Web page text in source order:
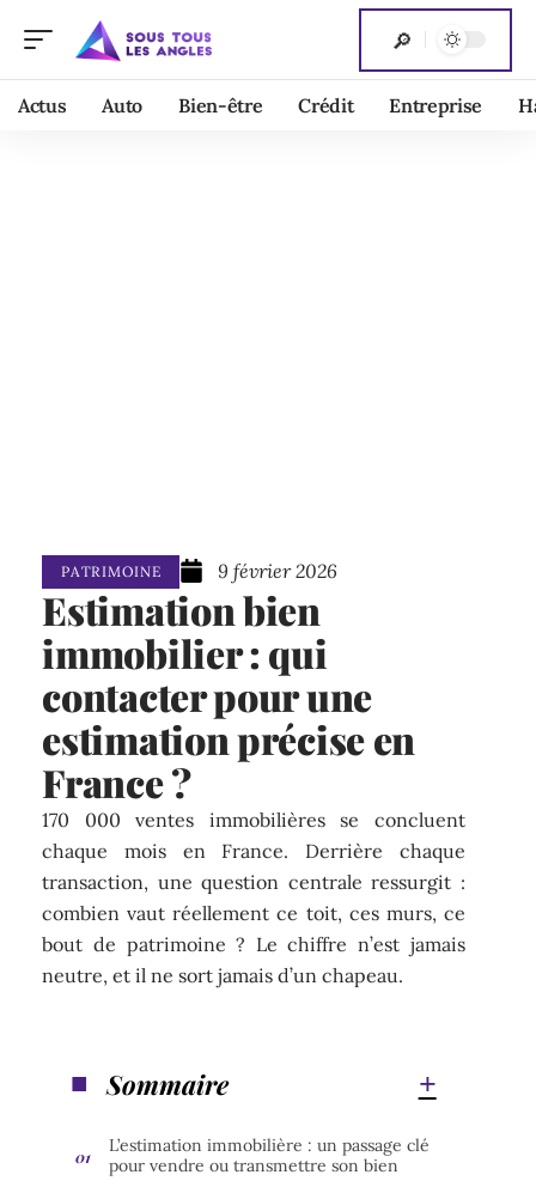
Actus Auto Bien-être Crédit Entreprise
PATRIMOINE 9 février 2026
Estimation bien
immobilier : qui
contacter pour une
estimation précise en
France ?
170 000 ventes immobilières se concluent
chaque mois en France. Derrière chaque
transaction, une question centrale ressurgit :
combien vaut réellement ce toit, ces murs, ce
bout de patrimoine ? Le chiffre n’est jamais
neutre, et il ne sort jamais d’un chapeau.
Sommaire
L’estimation immobilière : un passage clé
pour vendre ou transmettre son bien